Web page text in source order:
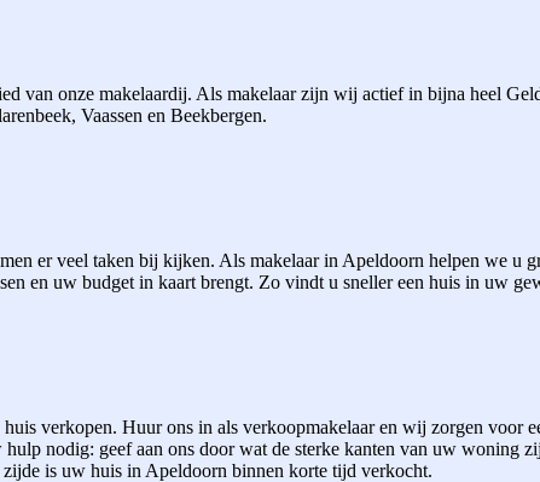
van onze makelaardij. Als makelaar zijn wij actief in bijna heel
Vaassen en Beekbergen.
er veel taken bij kijken. Als makelaar in Apeldoorn helpen we u
en uw budget in kaart brengt. Zo vindt u sneller een huis in uw
verkopen. Huur ons in als verkoopmakelaar en wij zorgen voor
nodig: geef aan ons door wat de sterke kanten van uw woning
is uw huis in Apeldoorn binnen korte tijd verkocht.